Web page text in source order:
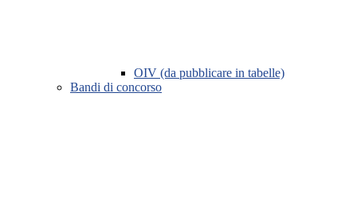
OIV (da pubblicare in tabelle)
Bandi di concorso